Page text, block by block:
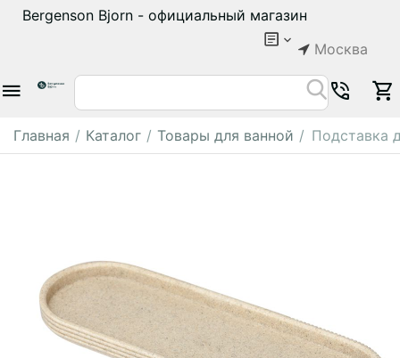
Bergenson Bjorn - официальный магазин
Москва
Главная / Каталог / Товары для ванной / Подставка